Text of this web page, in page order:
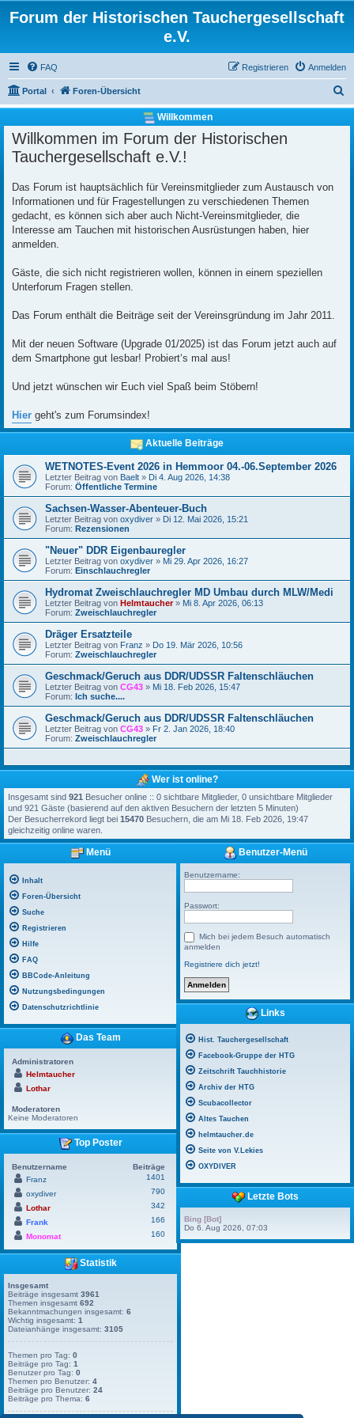
Forum der Historischen Tauchergesellschaft
e.V.
FAQ Anmelden
Registrieren
Portal Foren-Übersicht
u
c
Willkommen
Willkommen im Forum der Historischen
Tauchergesellschaft e.V.!
Das Forum ist hauptsächlich für Vereinsmitglieder zum Austausch von
Informationen und für Fragestellungen zu verschiedenen Themen
gedacht, es können sich aber auch Nicht-Vereinsmitglieder, die
Interesse am Tauchen mit historischen Ausrüstungen haben, hier
anmelden.
Gäste, die sich nicht registrieren wollen, können in einem speziellen
Unterforum Fragen stellen.
Das Forum enthält die Beiträge seit der Vereinsgründung im Jahr 2011.
Mit der neuen Software (Upgrade 01/2025) ist das Forum jetzt auch auf
dem Smartphone gut lesbar! Probiert‘s mal aus!
Und jetzt wünschen wir Euch viel Spaß beim Stöbern!
Hier geht's zum Forumsindex!
Aktuelle Beiträge
WETNOTES-Event 2026 in Hemmoor 04.-06.September 2026
Letzter Beitrag von Baelt » Di 4. Aug 2026, 14:38
Forum: Öffentliche Termine
Sachsen-Wasser-Abenteuer-Buch
Letzter Beitrag von oxydiver » Di 12. Mai 2026, 15:21
Forum: Rezensionen
"Neuer" DDR Eigenbauregler
Letzter Beitrag von oxydiver » Mi 29. Apr 2026, 16:27
Forum: Einschlauchregler
Hydromat Zweischlauchregler MD Umbau durch MLW/Medi
Letzter Beitrag von Helmtaucher» Mi 8. Apr 2026, 06:13
Forum: Zweischlauchregler
Dräger Ersatzteile
Letzter Beitrag von Franz » Do 19. Mär 2026, 10:56
Forum: Zweischlauchregler
Geschmack/Geruch aus DDR/UDSSR Faltenschläuchen
Letzter Beitrag von CG43 » Mi 18. Feb 2026, 15:47
Forum: Ich suche....
Geschmack/Geruch aus DDR/UDSSR Faltenschläuchen
Letzter Beitrag von CG43 » Fr 2. Jan 2026, 18:40
Forum: Zweischlauchregler
Wer ist online?
Insgesamt sind 921 Besucher online :: 0 sichtbare Mitglieder, 0 unsichtbare Mitglieder
und 921 Gäste (basierend auf den aktiven Besuchern der letzten 5 Minuten)
Der Besucherrekord liegt bei 15470 Besuchern, die am Mi 18. Feb 2026, 19:47
gleichzeitig online waren.
Menü
Inhalt
Foren-Übersicht
Suche
Registrieren
Hilfe
FAQ
BBCode-Anleitung
Nutzungsbedingungen
Datenschutzrichtlinie
Das Team
Administratoren
Helmtaucher
Lothar
Moderatoren
Keine Moderatoren
Top Poster
Benutzername
Beiträge
Franz
1401
oxydiver
790
Lothar
342
Frank
166
Monomat
160
Statistik
Insgesamt
Beiträge insgesamt 3961
Themen insgesamt 692
Bekanntmachungen insgesamt: 6
Wichtig insgesamt: 1
Dateianhänge insgesamt: 3105
Themen pro Tag: 0
Beiträge pro Tag: 1
Benutzer pro Tag: 0
Themen pro Benutzer: 4
Beiträge pro Benutzer: 24
Beiträge pro Thema: 6
Benutzer-Menü
Benutzername:
Passwort:
Mich bei jedem Besuch automatisch
anmelden
Registriere dich jetzt!
Links
Hist. Tauchergesellschaft
Facebook-Gruppe der HTG
Zeitschrift Tauchhistorie
Archiv der HTG
Scubacollector
Altes Tauchen
helmtaucher.de
Seite von V.Lekies
OXYDIVER
Letzte Bots
Bing [Bot]
Do 6. Aug 2026, 07:03